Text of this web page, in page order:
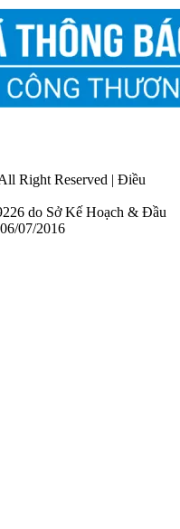
Right Reserved | Điều
do Sở Kế Hoạch & Đầu
07/2016